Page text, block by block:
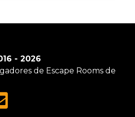
- 2026
de Escape Rooms de